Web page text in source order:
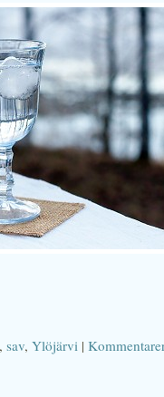
, sav, Ylöjärvi |